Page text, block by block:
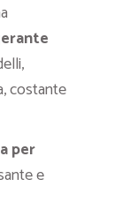
costante
per
e